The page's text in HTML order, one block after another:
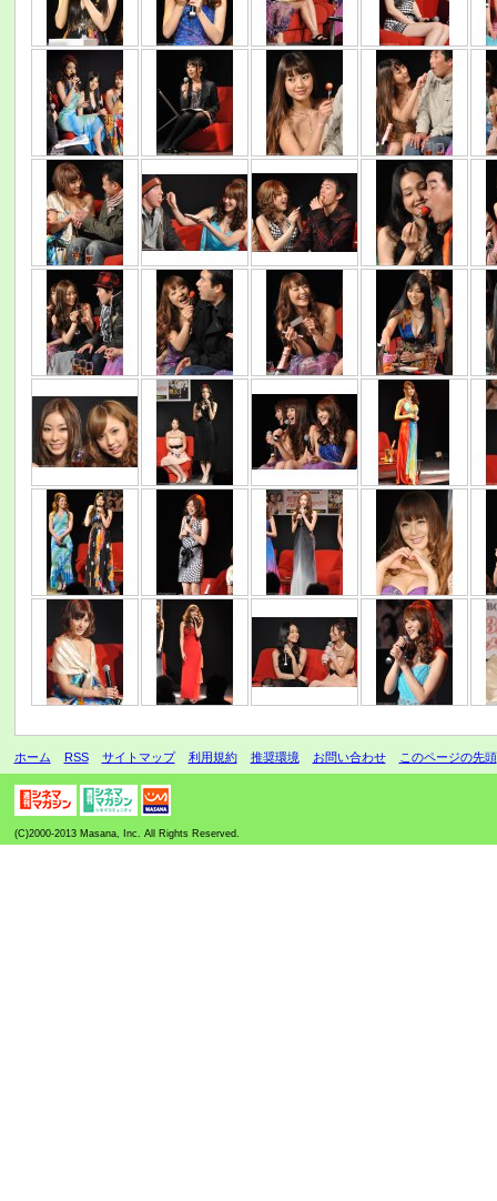
ホーム RSS サイトマップ 利用規約 推奨環境 お問い合わせ このページの先頭
(C)2000-2013 Masana, Inc. All Rights Reserved.